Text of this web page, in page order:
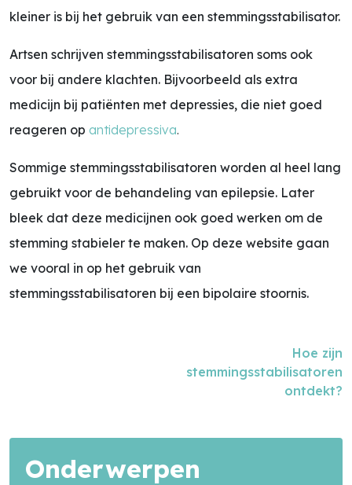
Zoek in alle artikelen
kleiner is bij het gebruik van een stemmingsstabilisator.
Artsen schrijven stemmingsstabilisatoren soms ook
voor bij andere klachten. Bijvoorbeeld als extra
medicijn bij patiënten met depressies, die niet goed
reageren op antidepressiva.
Sommige stemmingsstabilisatoren worden al heel lang
gebruikt voor de behandeling van epilepsie. Later
bleek dat deze medicijnen ook goed werken om de
stemming stabieler te maken. Op deze website gaan
we vooral in op het gebruik van
stemmingsstabilisatoren bij een bipolaire stoornis.
Hoe zijn
stemmingsstabilisatoren
ontdekt?
Onderwerpen